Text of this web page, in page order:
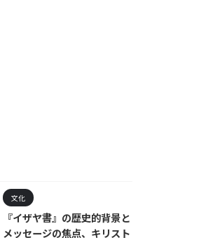
文化
『イザヤ書』の歴史的背景と
メッセージの焦点、キリスト